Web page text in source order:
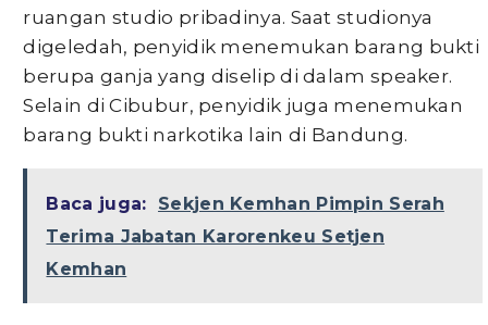
ruangan studio pribadinya. Saat studionya
digeledah, penyidik menemukan barang bukti
berupa ganja yang diselip di dalam speaker.
Selain di Cibubur, penyidik juga menemukan
barang bukti narkotika lain di Bandung.
Baca juga:
Sekjen Kemhan Pimpin Serah
Terima Jabatan Karorenkeu Setjen
Kemhan